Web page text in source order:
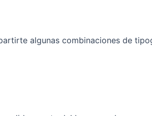
algunas combinaciones de